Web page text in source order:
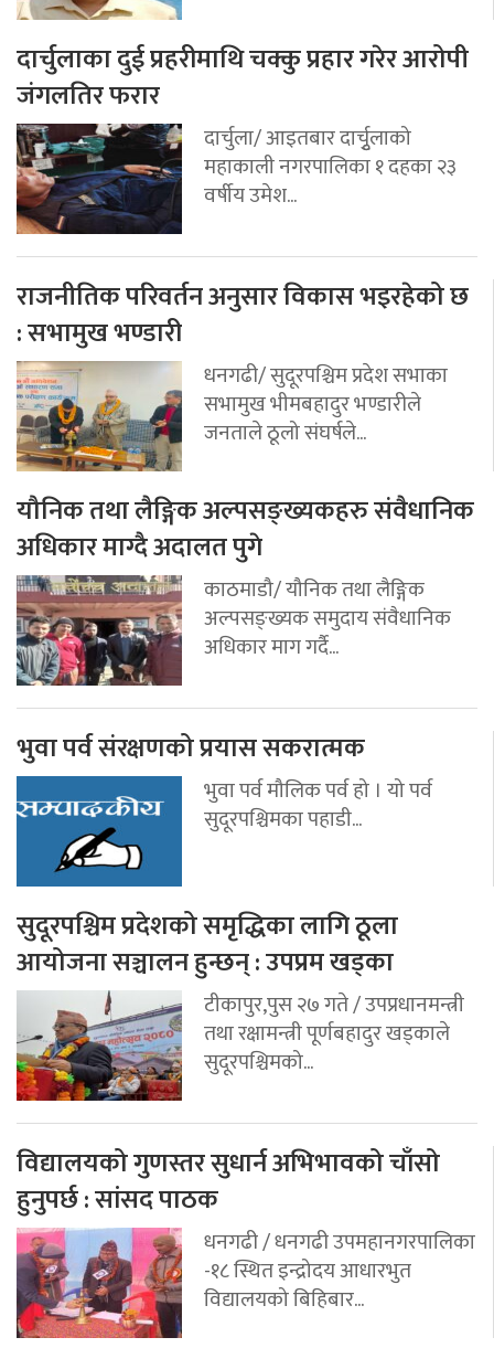
दार्चुलाका दुई प्रहरीमाथि चक्कु प्रहार गरेर आरोपी
जंगलतिर फरार
दार्चुला/ आइतबार दार्चुृलाको
महाकाली नगरपालिका १ दहका २३
वर्षीय उमेश...
राजनीतिक परिवर्तन अनुसार विकास भइरहेको छ
: सभामुख भण्डारी
धनगढी/ सुदूरपश्चिम प्रदेश सभाका
सभामुख भीमबहादुर भण्डारीले
जनताले ठूलो संघर्षले...
यौनिक तथा लैङ्गिक अल्पसङ्ख्यकहरु संवैधानिक
अधिकार माग्दै अदालत पुगे
काठमाडौ/ यौनिक तथा लैङ्गिक
अल्पसङ्ख्यक समुदाय संवैधानिक
अधिकार माग गर्दै...
भुवा पर्व संरक्षणको प्रयास सकरात्मक
भुवा पर्व मौलिक पर्व हो । यो पर्व
सुदूरपश्चिमका पहाडी...
सुदूरपश्चिम प्रदेशको समृद्धिका लागि ठूला
आयोजना सञ्चालन हुन्छन् : उपप्रम खड्का
टीकापुर,पुस २७ गते / उपप्रधानमन्त्री
तथा रक्षामन्त्री पूर्णबहादुर खड्काले
सुदूरपश्चिमको...
विद्यालयको गुणस्तर सुधार्न अभिभावको चाँसो
हुनुपर्छ : सांसद पाठक
धनगढी / धनगढी उपमहानगरपालिका
-१८ स्थित इन्द्रोदय आधारभुत
विद्यालयको बिहिबार...